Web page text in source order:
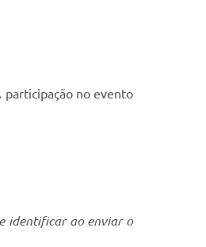
participação no evento
identificar ao enviar o